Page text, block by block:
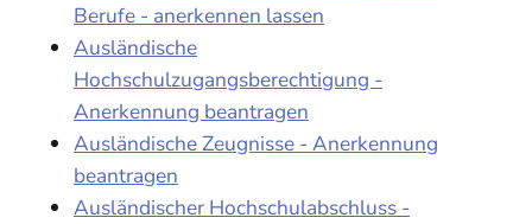
Berufe - anerkennen lassen
Ausländische
Hochschulzugangsberechtigung -
Anerkennung beantragen
Ausländische Zeugnisse - Anerkennung
beantragen
Ausländischer Hochschulabschluss -